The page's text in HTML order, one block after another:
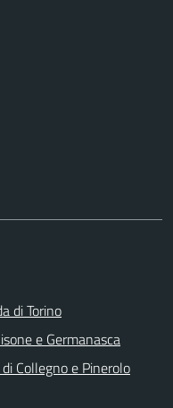
di Torino
e Germanasca
Collegno e Pinerolo